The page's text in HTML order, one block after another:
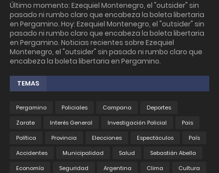
Último momento: Ezequiel Montenegro, el "outsider" sin
pasado ni rumbo claro que encabeza la boleta libertaria
en Pergamino. Hoy: Ezequiel Montenegro, el "outsider" sin
pasado ni rumbo claro que encabeza la boleta libertaria
en Pergamino. Noticias recientes sobre Ezequiel
Montenegro, el "outsider" sin pasado ni rumbo claro que
encabeza la boleta libertaria en Pergamino.
TEMAS
Pergamino Policiales Campana
Deportes
Zarate
Interés General Investigación Policial
Pais
Política
Provincia Elecciones Espectáculos
País
Accidentes
Municipalidad Salud
Sebastián Abella
Economía
Seguridad Argentina Clima
Cultura